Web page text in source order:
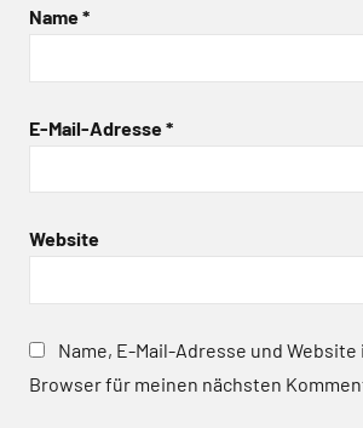
Name*
E-Mail-Adresse*
Website
Name, E-Mail-Adresse und Website
Browser für meinen nächsten